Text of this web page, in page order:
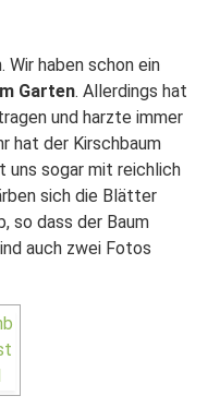
haben schon ein
Garten. Allerdings hat
und harzte immer
hat der Kirschbaum
uns sogar mit reichlich
sich die Blätter
so dass der Baum
auch zwei Fotos